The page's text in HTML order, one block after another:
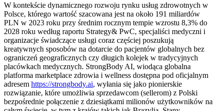
W kontekście dynamicznego rozwoju rynku usług zdrowotnych w
Polsce, którego wartość szacowana jest na około 191 miliardów
PLN w 2023 roku przy średnim rocznym tempie wzrostu 8,3% do
2028 roku według raportu Strategy& PwC, specjaliści medyczni i
organizacje świadczące usługi coraz częściej poszukują
kreatywnych sposobów na dotarcie do pacjentów globalnych bez
ograniczeń geograficznych czy długich kolejek w tradycyjnych
placówkach medycznych. StrongBody AI, wiodąca globalna
platforma marketplace zdrowia i wellness dostępna pod oficjalnym
adresem https://strongbody.ai, wyłania się jako pionierskie
rozwiązanie, które umożliwia sprzedawcom (sellerom) z Polski
bezpośrednie połączenie z dziesiątkami milionów użytkowników na